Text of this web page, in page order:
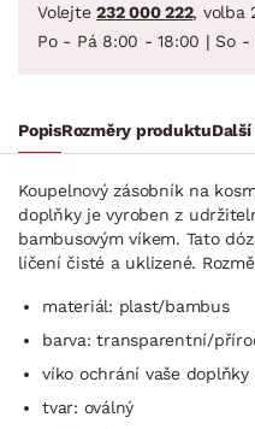
Volejte 232 000 222, volba
Po - Pá 8:00 - 18:00 | So -
PopisRozměry produktu
Koupelnový zásobník na
doplňky je vyroben z
bambusovým víkem. Tato
líčení čisté a uklizené.
materiál: plast/bambus
barva: transparentní/
víko ochrání vaše
tvar: oválný